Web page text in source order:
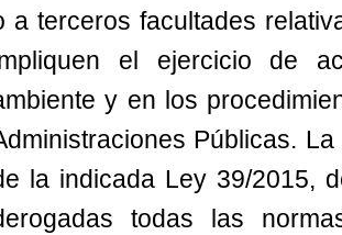
a terceros facultades
el ejercicio de
y en los
Públicas.
la indicada Ley 39/2015,
todas las